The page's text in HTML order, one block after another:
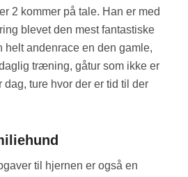
2 kommer på tale. Han er med
blevet den mest fantastiske
helt andenrace en den gamle,
træning, gåtur som ikke er
dag, ture hvor der er tid til der
til hjernen er også en